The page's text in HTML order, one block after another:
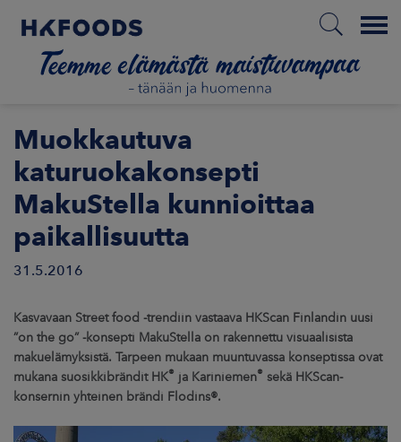
Menu
ETUSIVU
MEISTÄ
Muokkautuva
katuruokakonsepti
MakuStella kunnioittaa
paikallisuutta
31.5.2016
Kasvavaan Street food -trendiin vastaava HKScan Finlandin uusi
”on the go” -konsepti MakuStella on rakennettu visuaalisista
makuelämyksistä. Tarpeen mukaan muuntuvassa konseptissa ovat
mukana suosikkibrändit HK® ja Kariniemen® sekä HKScan-
konsernin yhteinen brändi Flodins®.